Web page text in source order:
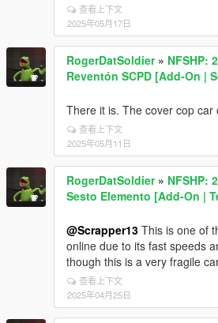
查看上下文
2025年05月17日
RogerDatSoldier» NFSHP:
Reventón SCPD [Add-On |
There it is. The cover cop car
查看上下文
2025年05月11日
RogerDatSoldier» NFSHP:
Sesto Elemento [Add-On |
@Scrapper13 This is one of
online due to its fast speeds
though this is a very fragile
查看上下文
2025年04月25日